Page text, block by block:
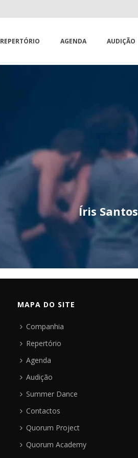
REPERTÓRIO AGENDA AUDIÇÃO
Íris Santos
MAPA DO SITE
Companhia
Repertório
Agenda
Audição
Summer Dance
Contactos
Quorum Project
Quorum Academy